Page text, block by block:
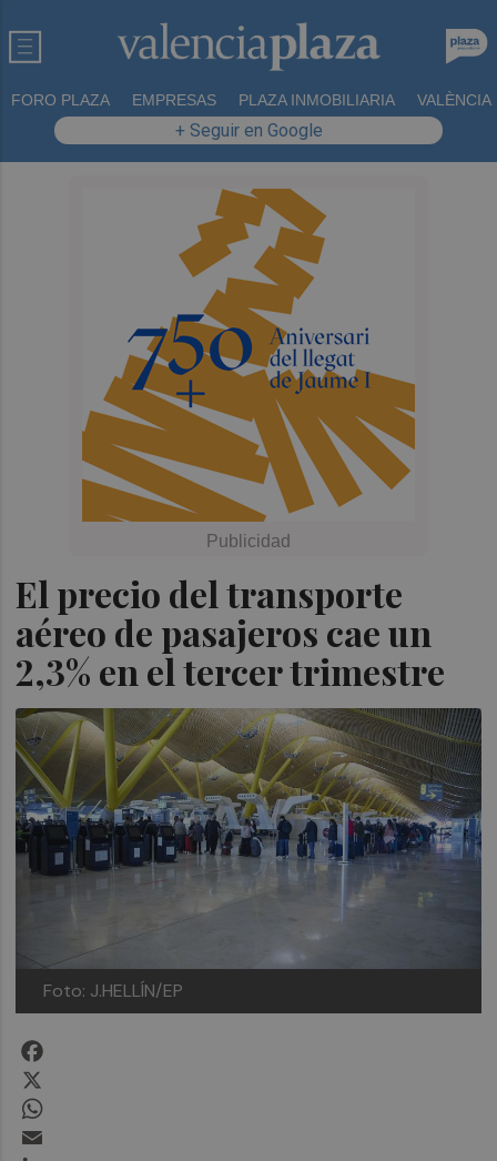
FORO PLAZA EMPRESAS PLAZA INMOBILIARIA VALÈNCIA
+ Seguir en Google
El precio del transporte
aéreo de pasajeros cae un
2,3% en el tercer trimestre
Foto: J.HELLÍN/EP